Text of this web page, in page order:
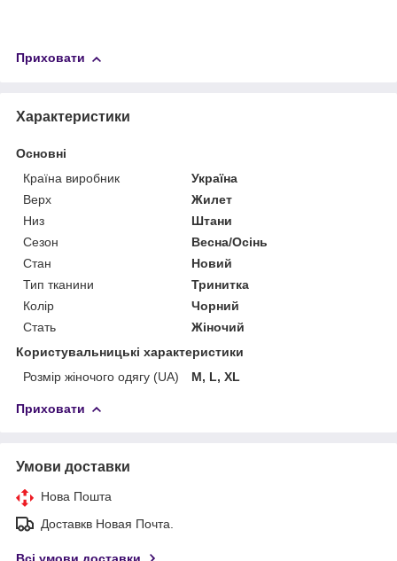
Приховати
Характеристики
Основні
Країна виробник
Україна
Верх
Жилет
Низ
Штани
Сезон
Весна/Осінь
Стан
Новий
Тип тканини
Тринитка
Колір
Чорний
Стать
Жіночий
Користувальницькі характеристики
Розмір жіночого одягу (UA)
M, L, XL
Приховати
Умови доставки
Нова Пошта
Доставкв Новая Почта.
Всі умови доставки